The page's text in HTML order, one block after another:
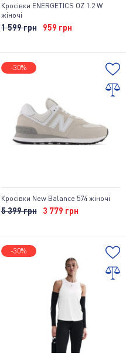
Кросівки ENERGETICS OZ 1.2 W
жіночі
1 599 грн 959 грн
-30%
Кросівки New Balance 574 жіночі
5 399 грн 3 779 грн
-30%